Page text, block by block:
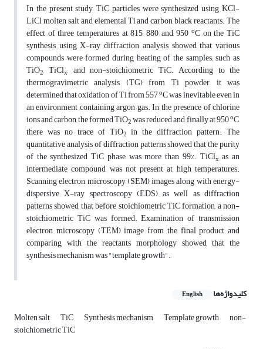
In the present study, TiC particles were synthesized using KCl-
LiCl molten salt and elemental Ti and carbon black reactants. The
effect of three temperatures at 815, 880 and, 950 oC on the TiC
synthesis using X-ray diffraction analysis showed that various
compounds were formed during heating of the samples; such as
TiO2, TiClx, and non-stoichiometric TiC. According to the
thermogravimetric analysis (TG) from Ti powder, it was
determined that oxidation of Ti from 557oC was inevitable even in
an environment containing argon gas. In the presence of chlorine
ions and carbon, the formed TiO2was reduced and, finally at 950oC,
there was no trace of TiO2 in the diffraction pattern. The
quantitative analysis of diffraction patterns showed that the purity
of the synthesized TiC phase was more than 99%. TiClxas an
intermediate compound was not present at high temperatures.
Scanning electron microscopy (SEM) images along with energy-
dispersive X-ray spectroscopy (EDS) as well as diffraction
patterns showed that before stoichiometric TiC formation, a non-
stoichiometric TiC was formed. Examination of transmission
electron microscopy (TEM) image from the final product and
comparing with the reactants morphology showed that the
synthesis mechanism was "template growth".
کلیدواژه‌ها English
Molten salt TiC Synthesis mechanism Template growth non-
stoichiometric TiC